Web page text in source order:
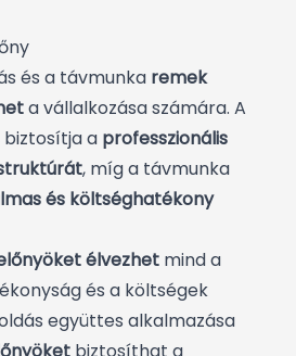
és a távmunka remek
a vállalkozása számára. A
a professzionális
, míg a távmunka
és költséghatékony
élvezhet mind a
és a költségek
együttes alkalmazása